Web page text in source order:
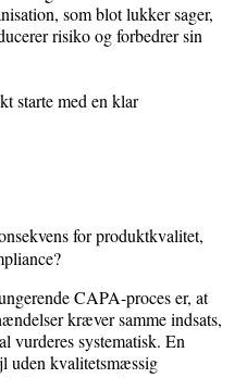
som blot lukker sager,
risiko og forbedrer sin
starte med en klar
for produktkvalitet,
CAPA-proces er, at
kræver samme indsats,
vurderes systematisk. En
uden kvalitetsmæssig